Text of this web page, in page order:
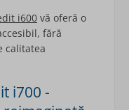
i600 vă oferă o
fără
calitatea
i700 -